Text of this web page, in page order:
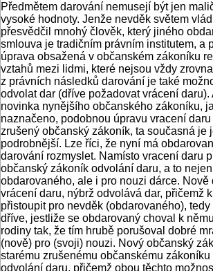
Předmětem darování nemusejí být jen
vysoké hodnoty. Jenže nevděk světem
přesvědčil mnohý člověk, který jiného
smlouva je tradičním právním institutem, a
úprava obsažená v občanském zákoníku
vztahů mezi lidmi, které nejsou vždy
z právních následků darování je také
odvolat dar (dříve požadovat vrácení daru).
novinka nynějšího občanského zákoníku,
naznačeno, podobnou úpravu vracení
zrušený občanský zákoník, ta současná je
podrobnější. Lze říci, že nyní má
darování rozmyslet. Namísto vracení daru
občanský zákoník odvolání daru, a to
obdarovaného, ale i pro nouzi dárce.
vrácení daru, nýbrž odvolává dar, přičemž
přistoupit pro nevděk (obdarovaného),
dříve, jestliže se obdarovaný choval k
rodiny tak, že tím hrubě porušoval dobré
(nově) pro (svoji) nouzi. Nový občanský
starému zrušenému občanskému
odvolání daru, přičemž obou těchto